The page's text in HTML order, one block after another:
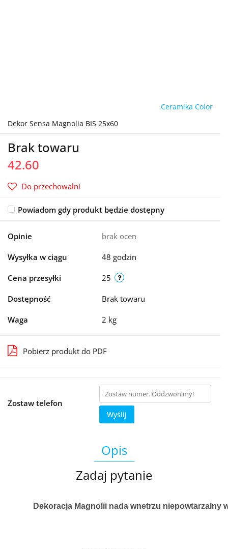
Ceramika Color
Dekor Sensa Magnolia BIS 25x60
Brak towaru
42.60
Do przechowalni
Powiadom gdy produkt będzie dostępny
Opinie brak ocen
Wysyłka w ciągu 48 godzin
Cena przesyłki 25
Dostępność Brak towaru
Waga 2 kg
Pobierz produkt do PDF
Zostaw telefon
Wyślij
Opis
Zadaj pytanie
Dekoracja Magnolii nada wnetrzu niepowtarzalny